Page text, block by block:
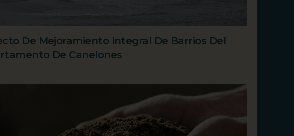
De Mejoramiento Integral De Barrios Del
De Canelones